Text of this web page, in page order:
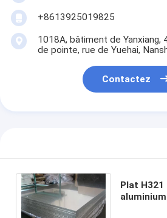
+8613925019825
1018A, bâtiment de Yanxiang,
de pointe, rue de Yuehai,
Contactez
Plat H321